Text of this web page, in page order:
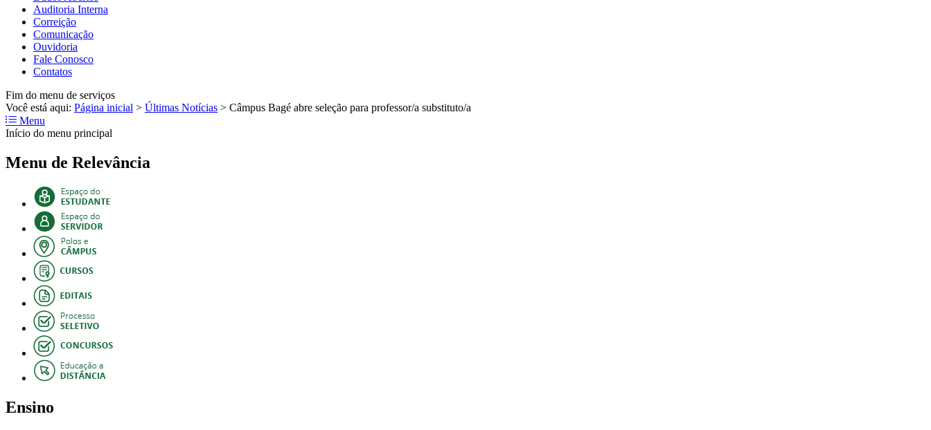
Auditoria Interna
Correição
Comunicação
Ouvidoria
Fale Conosco
Contatos
Fim do menu de serviços
Você está aqui: Página inicial > Últimas Notícias > Câmpus Bagé abre seleção para professor/a substituto/a
Menu
Início do menu principal
Menu de Relevância
Ensino